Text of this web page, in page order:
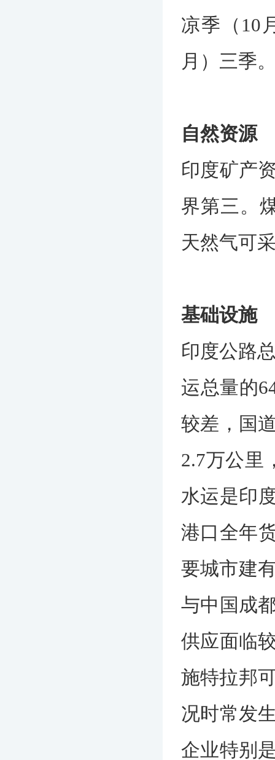
凉季（10
月）三季
自然资源
印度矿产
界第三。
天然气可
基础设施
印度公路
运总量的
较差，国
2.7万公里
水运是印
港口全年
要城市建
与中国成
供应面临
施特拉邦
况时常发
企业特别